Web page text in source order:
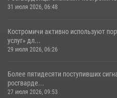
31 июля 2026, 06:48
Костромичи активно используют
услуг» дл...
29 июля 2026, 06:26
Более пятидесяти поступивших
росгварде...
27 июля 2026, 09:53